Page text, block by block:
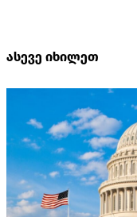
ასევე იხილეთ